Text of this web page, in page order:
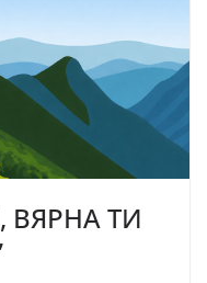
ВЯРНА ТИ